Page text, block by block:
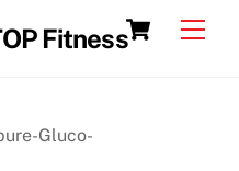
Cart